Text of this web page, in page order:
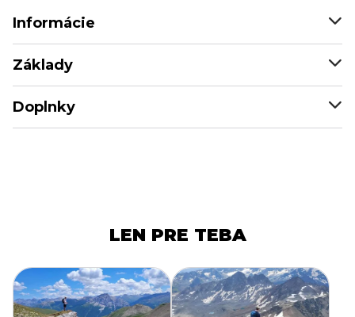
Informácie
Základy
Doplnky
LEN PRE TEBA